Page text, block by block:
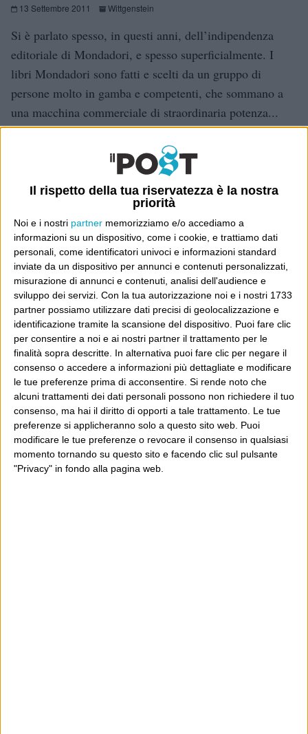
Il rispetto della tua riservatezza è la nostra
priorità
Noi e i nostri partner memorizziamo e/o accediamo a
informazioni su un dispositivo, come i cookie, e trattiamo dati
personali, come identificatori univoci e informazioni standard
inviate da un dispositivo per annunci e contenuti personalizzati,
misurazione di annunci e contenuti, analisi dell'audience e
sviluppo dei servizi. Con la tua autorizzazione noi e i nostri 1733
partner possiamo utilizzare dati precisi di geolocalizzazione e
identificazione tramite la scansione del dispositivo. Puoi fare clic
per consentire a noi e ai nostri partner il trattamento per le
finalità sopra descritte. In alternativa puoi fare clic per negare il
consenso o accedere a informazioni più dettagliate e modificare
le tue preferenze prima di acconsentire. Si rende noto che
alcuni trattamenti dei dati personali possono non richiedere il tuo
consenso, ma hai il diritto di opporti a tale trattamento. Le tue
preferenze si applicheranno solo a questo sito web. Puoi
modificare le tue preferenze o revocare il consenso in qualsiasi
momento tornando su questo sito e facendo clic sul pulsante
"Privacy" in fondo alla pagina web.
13 Settembre 2011 Wittgenstein
Si è parlato spesso, in questi anni, dell’indipendenza
editoriale di Mondadori, e spesso superficialmente. I
libri Mondadori sono fatti e scelti da un gruppo di
persone molto in gamba e competenti, che sommano a
una macchina commerciale di straordinaria potenza...
Continua
Vittorio Veltroni metterà
Mondadori online, finalmente?
8 Luglio 2010 Wittgenstein
I primi anni della mia tardiva e ondivaga “carriera”
giornalistica milanese li ho passati in Mondadori a
Segrate – luogo a cui sono rimasto sentimentalmente
affezionato, anche per via di Niemeyer e delle carpe –
dove venni sballottato in successivi...Continua
Sul suo regno non tramonta
mai il sole
18 Aprile 2010 Wittgenstein
L’altroieri Silvio Berlusconi ha attaccato Gomorra. Ieri